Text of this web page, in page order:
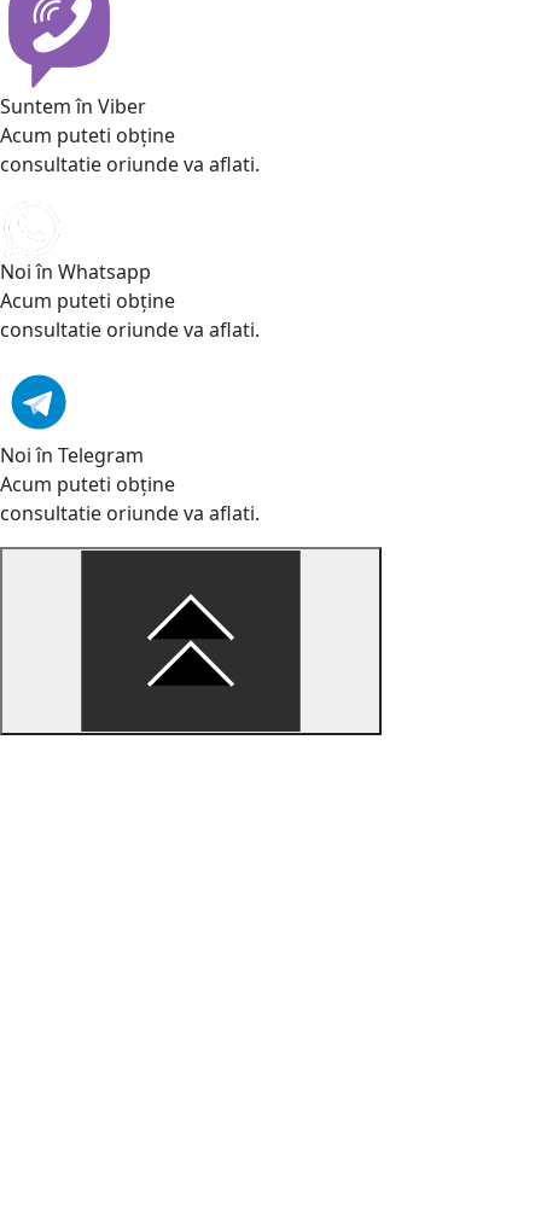
Suntem în Viber
Acum puteti obține
consultatie oriunde va aflati.
Noi în Whatsapp
Acum puteti obține
consultatie oriunde va aflati.
Noi în Telegram
Acum puteti obține
consultatie oriunde va aflati.